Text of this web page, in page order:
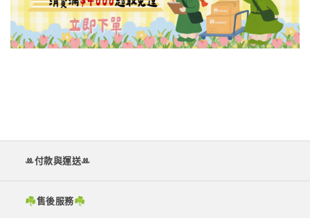
ꔛ付款與運送ꔛ
☘︎售後服務☘︎